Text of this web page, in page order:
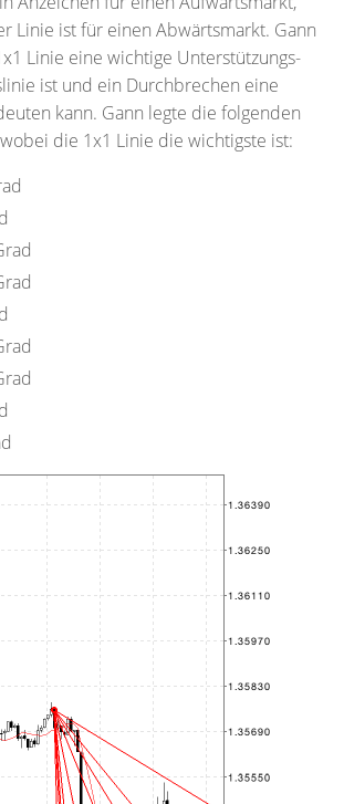
Linie ist für einen Abwärtsmarkt. Gann
Linie eine wichtige Unterstützungs-
ist und ein Durchbrechen eine
kann. Gann legte die folgenden
die 1x1 Linie die wichtigste ist: